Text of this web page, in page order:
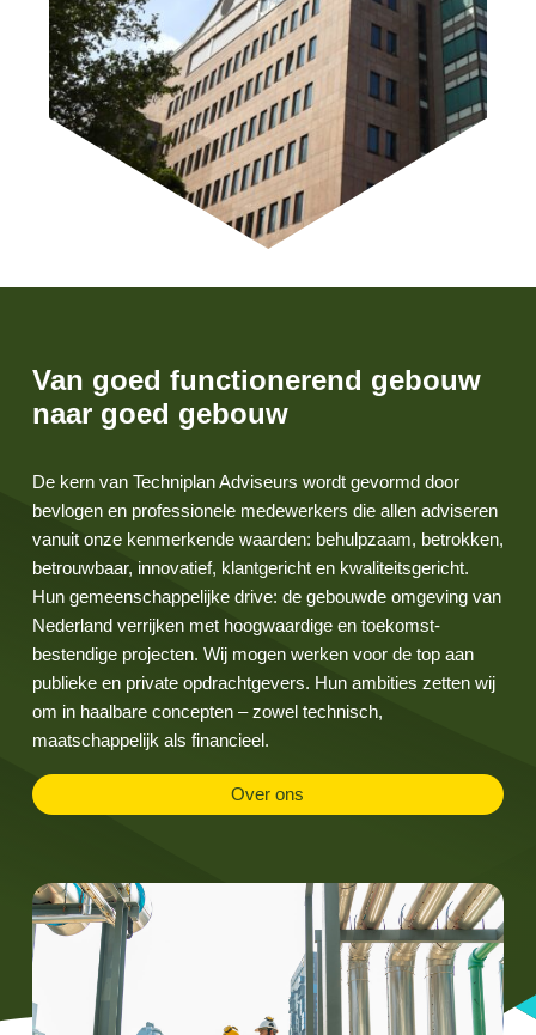
Van goed functionerend gebouw
naar goed gebouw
De kern van Techniplan Adviseurs wordt gevormd door
bevlogen en professionele medewerkers die allen adviseren
vanuit onze kenmerkende waarden: behulpzaam, betrokken,
betrouwbaar, innovatief, klantgericht en kwaliteitsgericht.
Hun gemeenschappelijke drive: de gebouwde omgeving van
Nederland verrijken met hoogwaardige en toekomst-
bestendige projecten. Wij mogen werken voor de top aan
publieke en private opdrachtgevers. Hun ambities zetten wij
om in haalbare concepten – zowel technisch,
maatschappelijk als financieel.
Over ons